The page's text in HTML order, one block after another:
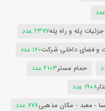
جزئیات پله و راه پله2377 عدد
و فضای داخلی شرکت160 عدد
حمام مستر2103 عدد
1908 عدد
- معبد - مکان مذهبی777 عدد